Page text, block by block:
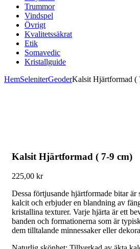
Trummor
Vindspel
Övrigt
Kvalitetssäkrat
Etik
Somavedic
Kristallguide
HemSeleniterGeoderKalsit Hjärtformad (
Kalsit Hjärtformad ( 7-9 cm)
225,00 kr
Dessa förtjusande hjärtformade bitar är
kalcit och erbjuder en blandning av
kristallina texturer. Varje hjärta är ett
banden och formationerna som är
dem tilltalande minnessaker eller